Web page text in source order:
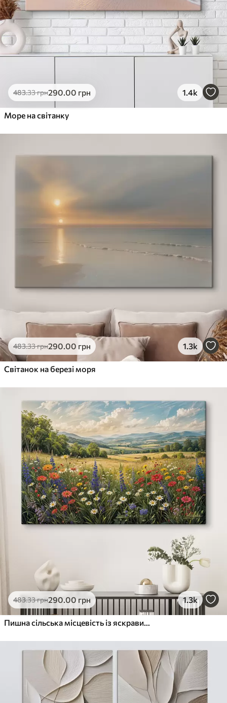
483.33грн290.00 грн 1.4k
Море на світанку
483.33грн290.00 грн 1.3k
Світанок на березі моря
483.33грн290.00 грн 1.3k
Пишна сільська місцевість із яскравим лугом диких квітів, наповненим різнокольоровими квітами під хмарним небом